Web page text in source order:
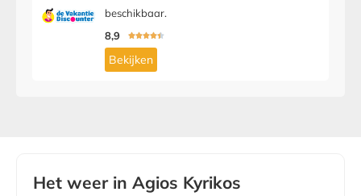
beschikbaar.
8,9

Bekijken
Het weer in Agios Kyrikos